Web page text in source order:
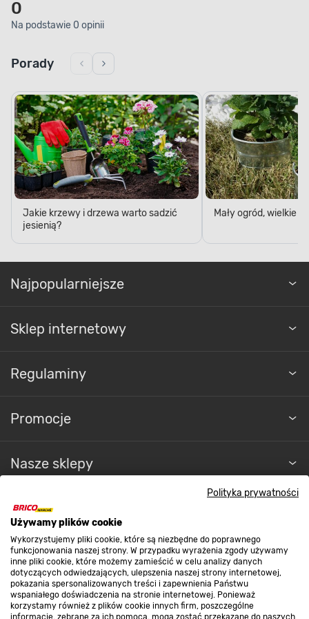
Polityka prywatności
Używamy plików cookie
Wykorzystujemy pliki cookie, które są niezbędne do poprawnego
funkcjonowania naszej strony. W przypadku wyrażenia zgody używamy
inne pliki cookie, które możemy zamieścić w celu analizy danych
dotyczących odwiedzających, ulepszenia naszej strony internetowej,
pokazania spersonalizowanych treści i zapewnienia Państwu
wspaniałego doświadczenia na stronie internetowej. Ponieważ
korzystamy również z plików cookie innych firm, poszczególne
informacje, zebrane za ich pomocą, mogą zostać przekazane do naszych
0
Na podstawie 0 opinii
Porady
Jakie krzewy i drzewa warto sadzić
jesienią?
Mały ogród, wielkie
Najpopularniejsze
Sklep internetowy
Regulaminy
Promocje
Nasze sklepy
O nas
Kontakt do sklepu
Strefa biznesu